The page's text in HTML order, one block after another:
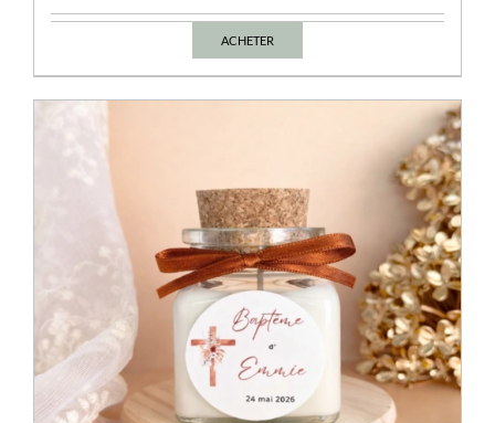
ACHETER
Ce
peuvent
être
choisies
sur
la
page
du
produit